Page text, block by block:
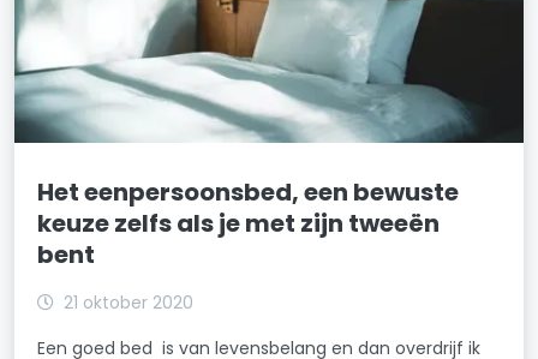
Het eenpersoonsbed, een bewuste
keuze zelfs als je met zijn tweeën
bent
21 oktober 2020
Een goed bed is van levensbelang en dan overdrijf ik